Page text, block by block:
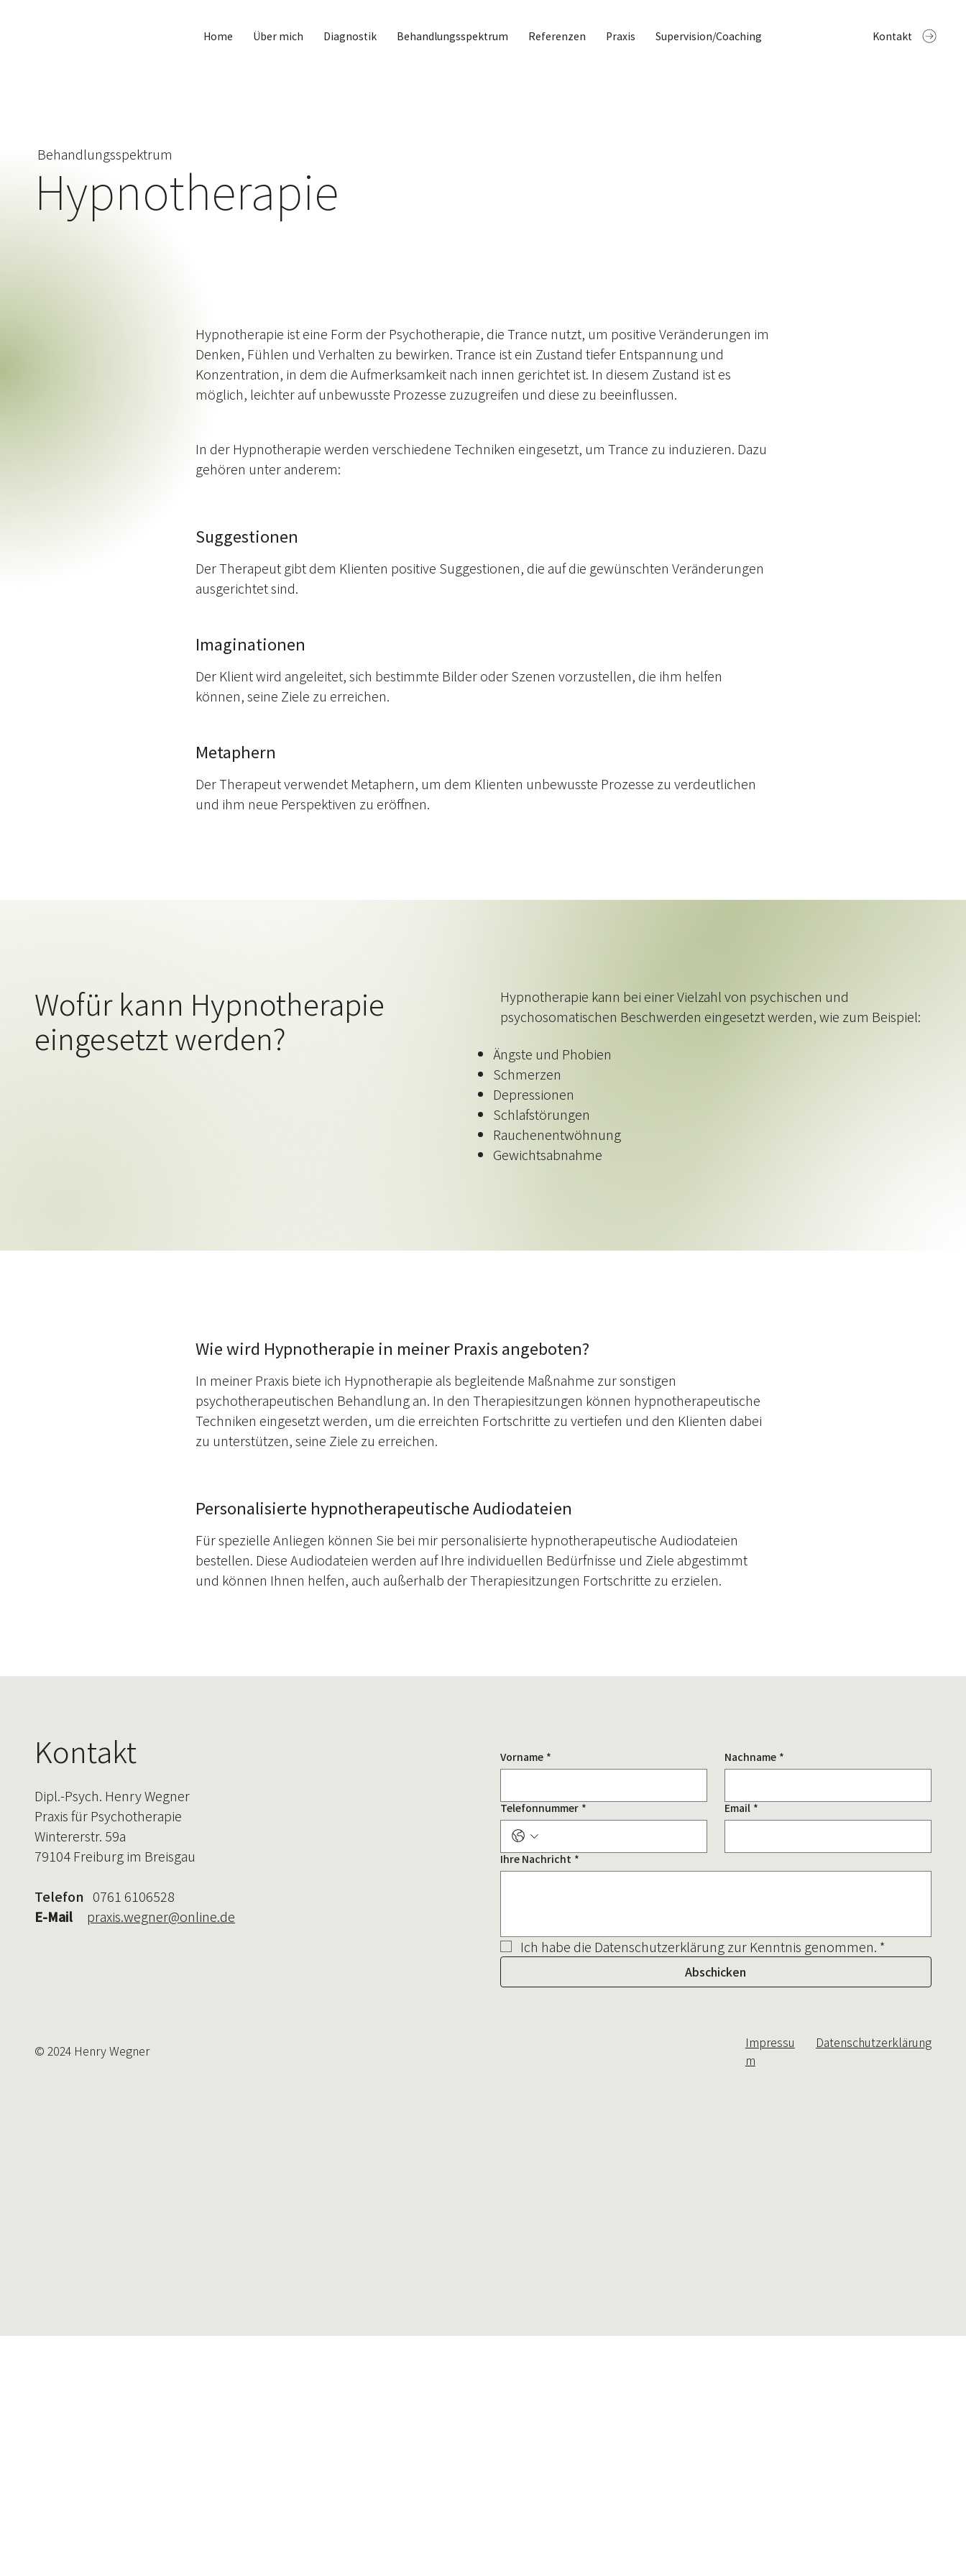
Home Über mich Diagnostik Behandlungsspektrum Referenzen Praxis Supervision/Coaching Kontakt
Behandlungsspektrum
Hypnotherapie
Hypnotherapie ist eine Form der Psychotherapie, die Trance nutzt, um positive Veränderungen im
Denken, Fühlen und Verhalten zu bewirken. Trance ist ein Zustand tiefer Entspannung und
Konzentration, in dem die Aufmerksamkeit nach innen gerichtet ist. In diesem Zustand ist es
möglich, leichter auf unbewusste Prozesse zuzugreifen und diese zu beeinflussen.
In der Hypnotherapie werden verschiedene Techniken eingesetzt, um Trance zu induzieren. Dazu
gehören unter anderem:
Suggestionen
Der Therapeut gibt dem Klienten positive Suggestionen, die auf die gewünschten Veränderungen
ausgerichtet sind.
Imaginationen
Der Klient wird angeleitet, sich bestimmte Bilder oder Szenen vorzustellen, die ihm helfen
können, seine Ziele zu erreichen.
Metaphern
Der Therapeut verwendet Metaphern, um dem Klienten unbewusste Prozesse zu verdeutlichen
und ihm neue Perspektiven zu eröffnen.
Wofür kann Hypnotherapie
eingesetzt werden?
Hypnotherapie kann bei einer Vielzahl von psychischen und
psychosomatischen Beschwerden eingesetzt werden, wie zum Beispiel:
Ängste und Phobien
Schmerzen
Depressionen
Schlafstörungen
Rauchenentwöhnung
Gewichtsabnahme
Wie wird Hypnotherapie in meiner Praxis angeboten?
In meiner Praxis biete ich Hypnotherapie als begleitende Maßnahme zur sonstigen
psychotherapeutischen Behandlung an. In den Therapiesitzungen können hypnotherapeutische
Techniken eingesetzt werden, um die erreichten Fortschritte zu vertiefen und den Klienten dabei
zu unterstützen, seine Ziele zu erreichen.
Personalisierte hypnotherapeutische Audiodateien
Für spezielle Anliegen können Sie bei mir personalisierte hypnotherapeutische Audiodateien
bestellen. Diese Audiodateien werden auf Ihre individuellen Bedürfnisse und Ziele abgestimmt
und können Ihnen helfen, auch außerhalb der Therapiesitzungen Fortschritte zu erzielen.
Kontakt
Dipl.-Psych. Henry Wegner
Praxis für Psychotherapie
Wintererstr. 59a
79104 Freiburg im Breisgau
Telefon 0761 6106528
E-Mail
praxis.wegner@online.de
Vorname * Nachname *
Telefonnummer * Email *
Ihre Nachricht *
Ich habe die Datenschutzerklärung zur Kenntnis genommen. *
Abschicken
© 2024 Henry Wegner
Impressu
m
Datenschutzerklärung